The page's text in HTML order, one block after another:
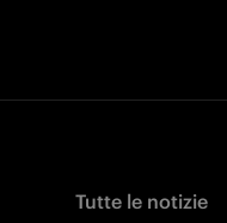
Tutte le notizie